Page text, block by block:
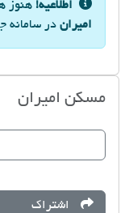
اطلاعیه! هنوز
امیران در سامانه
مسکن امیران
اشتراک